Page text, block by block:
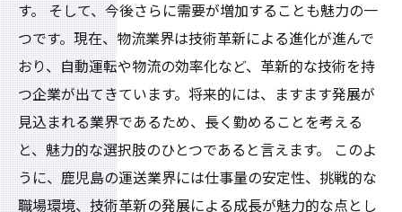
す。 そして、今後さらに需要が増加することも魅力の一
つです。現在、物流業界は技術革新による進化が進んで
おり、自動運転や物流の効率化など、革新的な技術を持
つ企業が出てきています。将来的には、ますます発展が
見込まれる業界であるため、長く勤めることを考える
と、魅力的な選択肢のひとつであると言えます。 このよ
うに、鹿児島の運送業界には仕事量の安定性、挑戦的な
職場環境、技術革新の発展による成長が魅力的な点とし